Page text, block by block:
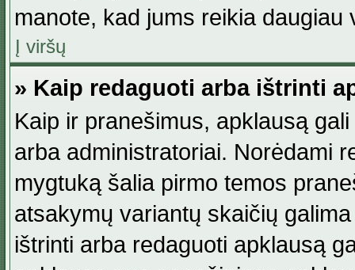
manote, kad jums reikia daugiau
Į viršų
» Kaip redaguoti arba ištrinti
Kaip ir pranešimus, apklausą
arba administratoriai. Norėdami
mygtuką šalia pirmo temos
atsakymų variantų skaičių
ištrinti arba redaguoti apklausą